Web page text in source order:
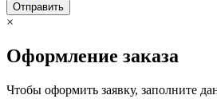
Отправить
×
Оформление заказа
Чтобы оформить заявку, заполните